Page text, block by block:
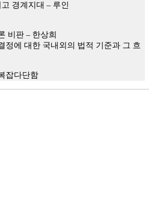
경계지대 – 루인
비판 – 한상희
정에 대한 국내외의 법적 기준과 그 흐
잡다단함